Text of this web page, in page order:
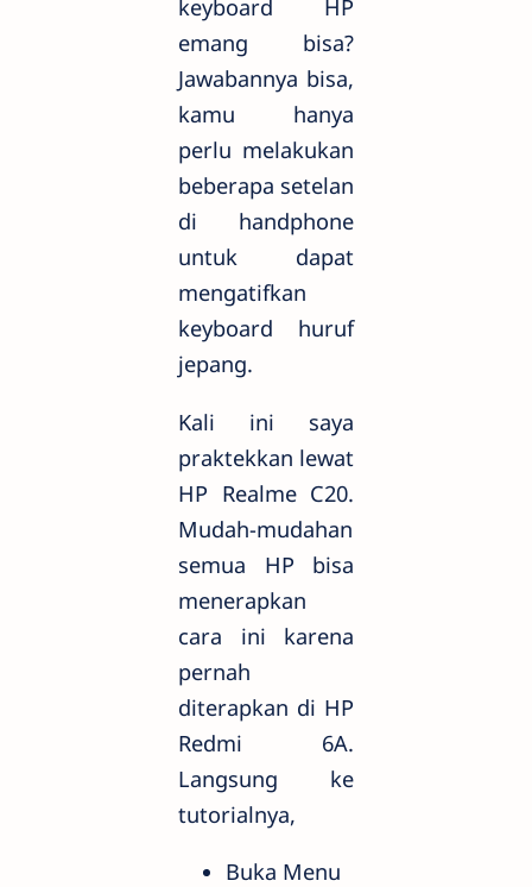
keyboard HP
emang bisa?
Jawabannya bisa,
kamu hanya
perlu melakukan
beberapa setelan
di handphone
untuk dapat
mengatifkan
keyboard huruf
jepang.
Kali ini saya
praktekkan lewat
HP Realme C20.
Mudah-mudahan
semua HP bisa
menerapkan
cara ini karena
pernah
diterapkan di HP
Redmi 6A.
Langsung ke
tutorialnya,
Buka Menu